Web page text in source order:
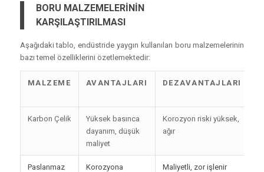
BORU MALZEMELERİNİN
KARŞILAŞTIRILMASI
Aşağıdaki tablo, endüstride yaygın kullanılan boru malzemelerinin
bazı temel özelliklerini özetlemektedir:
MALZEME AVANTAJLARI DEZAVANTAJLARI
Karbon Çelik
Yüksek basınca
dayanım, düşük
maliyet
Korozyon riski yüksek,
ağır
Paslanmaz
Korozyona
Maliyetli, zor işlenir